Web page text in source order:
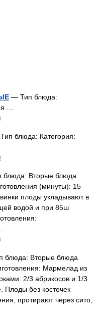
— Тип блюда:
…
блюда: Категория:
Вторые блюда
(минуты): 15
плоды укладывают в
водой и при 85ш
блюда: Вторые блюда
Мармелад из
2/3 абрикосов и 1/3
Плоды без косточек
протирают через сито,